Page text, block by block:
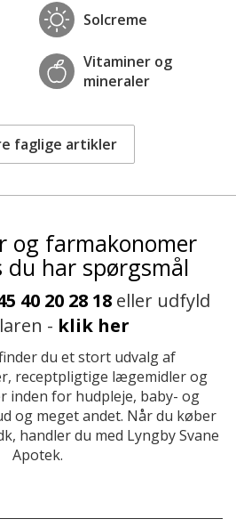
Solcreme
Vitaminer og
mineraler
faglige artikler
og farmakonomer
du har spørgsmål
40 20 28 18eller udfyld
- klik her
du et stort udvalg af
receptpligtige lægemidler og
inden for hudpleje, baby- og
og meget andet. Når du køber
handler du med Lyngby Svane
Apotek.